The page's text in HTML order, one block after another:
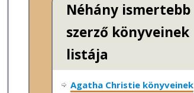
Néhány ismertebb
szerző könyveinek
listája
Agatha Christie könyveinek